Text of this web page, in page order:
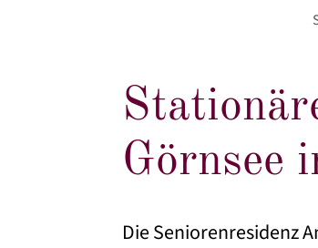
Görnsee
Die Seniorenresidenz